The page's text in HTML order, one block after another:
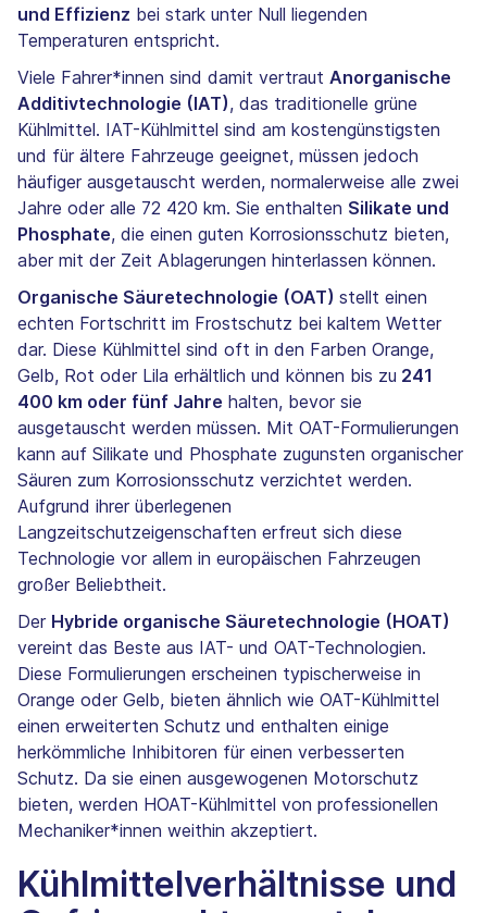
und Effizienz bei stark unter Null liegenden
Temperaturen entspricht.
Viele Fahrer*innen sind damit vertraut Anorganische
Additivtechnologie (IAT), das traditionelle grüne
Kühlmittel. IAT-Kühlmittel sind am kostengünstigsten
und für ältere Fahrzeuge geeignet, müssen jedoch
häufiger ausgetauscht werden, normalerweise alle zwei
Jahre oder alle 72 420 km. Sie enthalten Silikate und
Phosphate, die einen guten Korrosionsschutz bieten,
aber mit der Zeit Ablagerungen hinterlassen können.
Organische Säuretechnologie (OAT) stellt einen
echten Fortschritt im Frostschutz bei kaltem Wetter
dar. Diese Kühlmittel sind oft in den Farben Orange,
Gelb, Rot oder Lila erhältlich und können bis zu 241
400 km oder fünf Jahre halten, bevor sie
ausgetauscht werden müssen. Mit OAT-Formulierungen
kann auf Silikate und Phosphate zugunsten organischer
Säuren zum Korrosionsschutz verzichtet werden.
Aufgrund ihrer überlegenen
Langzeitschutzeigenschaften erfreut sich diese
Technologie vor allem in europäischen Fahrzeugen
großer Beliebtheit.
Der Hybride organische Säuretechnologie (HOAT)
vereint das Beste aus IAT- und OAT-Technologien.
Diese Formulierungen erscheinen typischerweise in
Orange oder Gelb, bieten ähnlich wie OAT-Kühlmittel
einen erweiterten Schutz und enthalten einige
herkömmliche Inhibitoren für einen verbesserten
Schutz. Da sie einen ausgewogenen Motorschutz
bieten, werden HOAT-Kühlmittel von professionellen
Mechaniker*innen weithin akzeptiert.
Kühlmittelverhältnisse und